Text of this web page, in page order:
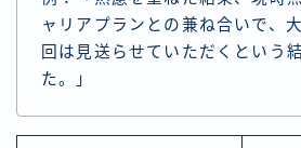
ャリアプランとの兼ね合いで、
回は見送らせていただくという
た。」